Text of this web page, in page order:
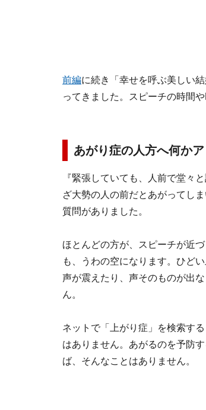
前編に続き「幸せを呼ぶ美しい
ってきました。スピーチの時間
あがり症の人方へ何か
『緊張していても、人前で堂々
ざ大勢の人の前だとあがってし
質問がありました。
ほとんどの方が、スピーチが近
も、うわの空になります。ひど
声が震えたり、声そのものが出
ん。
ネットで「上がり症」を検索す
はありません。あがるのを予防
ば、そんなことはありません。